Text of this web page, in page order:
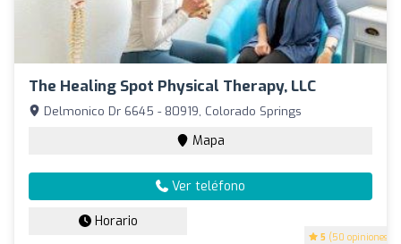
The Healing Spot Physical Therapy, LLC
5 (50 opiniones)
Delmonico Dr 6645 - 80919, Colorado Springs
Mapa
Ver teléfono
Horario